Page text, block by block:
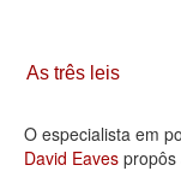
Contato
As três leis
O especialista em
David Eaves propôs